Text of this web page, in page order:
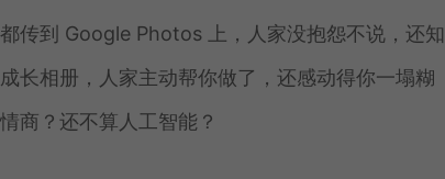
传到 Google Photos 上，人家没抱怨不说，还知
长相册，人家主动帮你做了，还感动得你一塌糊
商？还不算人工智能？